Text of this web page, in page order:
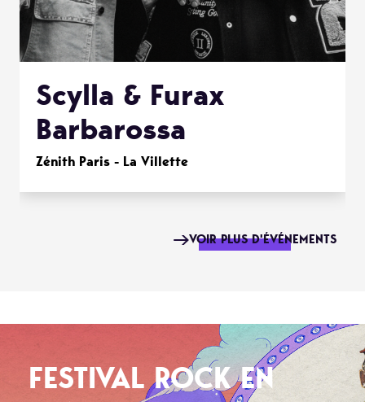
Scylla & Furax
Barbarossa
Zénith Paris - La Villette
VOIR PLUS D'ÉVÉNEMENTS
FESTIVAL ROCK EN